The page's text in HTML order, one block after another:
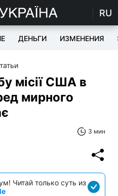
RU
ДЕНЬГИ ИЗМЕНЕНИЯ
місії США в
мирного
3 мин
Читай только суть из